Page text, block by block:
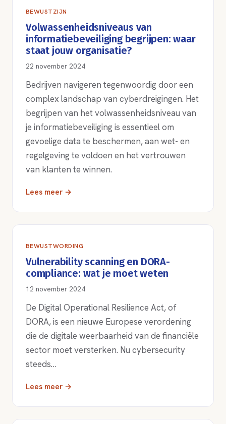
BEWUSTZIJN
Volwassenheidsniveaus van
informatiebeveiliging begrijpen: waar
staat jouw organisatie?
22 november 2024
Bedrijven navigeren tegenwoordig door een
complex landschap van cyberdreigingen. Het
begrijpen van het volwassenheidsniveau van
je informatiebeveiliging is essentieel om
gevoelige data te beschermen, aan wet- en
regelgeving te voldoen en het vertrouwen
van klanten te winnen.
Lees meer →
BEWUSTWORDING
Vulnerability scanning en DORA-
compliance: wat je moet weten
12 november 2024
De Digital Operational Resilience Act, of
DORA, is een nieuwe Europese verordening
die de digitale weerbaarheid van de financiële
sector moet versterken. Nu cybersecurity
steeds…
Lees meer →